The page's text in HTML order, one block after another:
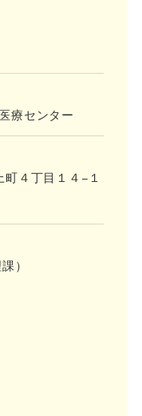
療センター
４丁目１４−１
）